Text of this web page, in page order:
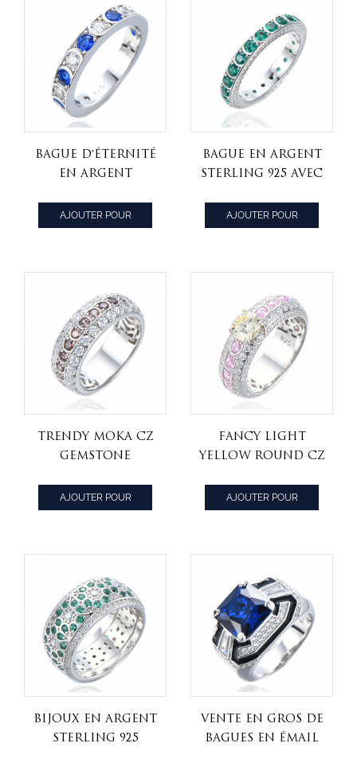
Bague d'éternité
en argent
pierre bleue et
saphir
AJOUTER POUR
Bague en argent
sterling 925 avec
naissance
émeraude de mai
éternité
AJOUTER POUR
Trendy Moka CZ
Gemstone
Diamond
Promise Rings
AJOUTER POUR
Fancy Light
Yellow Round CZ
fiançailles pour
femme
AJOUTER POUR
Bijoux en argent
sterling 925
Vente en gros de
bagues en émail